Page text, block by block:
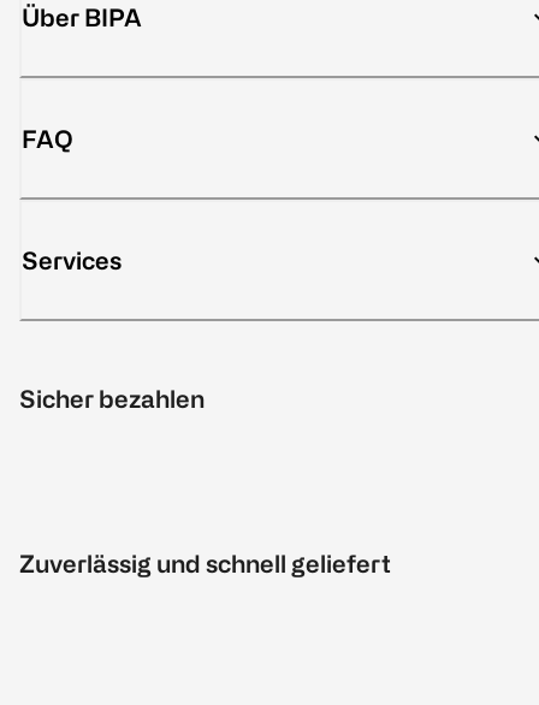
Über BIPA
FAQ
Services
Sicher bezahlen
Zuverlässig und schnell geliefert